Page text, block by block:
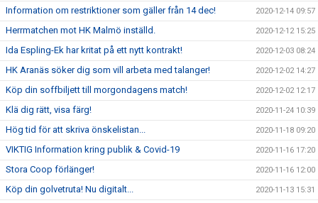
Information om restriktioner som gäller från 14 dec! 2020-12-14 09:57
Herrmatchen mot HK Malmö inställd. 2020-12-12 15:25
Ida Espling-Ek har kritat på ett nytt kontrakt! 2020-12-03 08:24
HK Aranäs söker dig som vill arbeta med talanger! 2020-12-02 14:27
Köp din soffbiljett till morgondagens match! 2020-12-02 12:17
Klä dig rätt, visa färg! 2020-11-24 10:39
Hög tid för att skriva önskelistan... 2020-11-18 09:20
VIKTIG Information kring publik & Covid-19 2020-11-16 17:20
Stora Coop förlänger! 2020-11-16 12:00
Köp din golvetruta! Nu digitalt... 2020-11-13 15:31